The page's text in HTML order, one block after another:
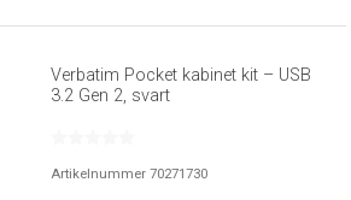
Verbatim Pocket kabinet kit – USB
3.2 Gen 2, svart
Artikelnummer 70271730